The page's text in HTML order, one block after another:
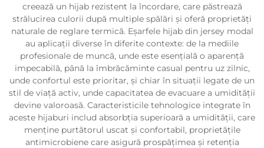
creează un hijab rezistent la încordare, care păstrează
strălucirea culorii după multiple spălări și oferă proprietăți
naturale de reglare termică. Eșarfele hijab din jersey modal
au aplicații diverse în diferite contexte: de la mediile
profesionale de muncă, unde este esențială o aparență
impecabilă, până la îmbrăcăminte casual pentru uz zilnic,
unde confortul este prioritar, și chiar în situații legate de un
stil de viață activ, unde capacitatea de evacuare a umidității
devine valoroasă. Caracteristicile tehnologice integrate în
aceste hijaburi includ absorbția superioară a umidității, care
menține purtătorul uscat și confortabil, proprietățile
antimicrobiene care asigură prospățimea și retenția